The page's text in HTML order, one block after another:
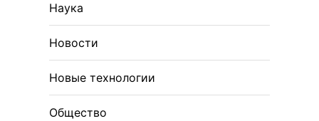
Наука
Новости
Новые технологии
Общество